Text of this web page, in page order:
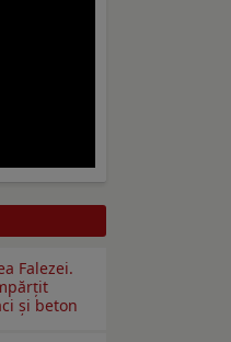
Falezei.
și beton